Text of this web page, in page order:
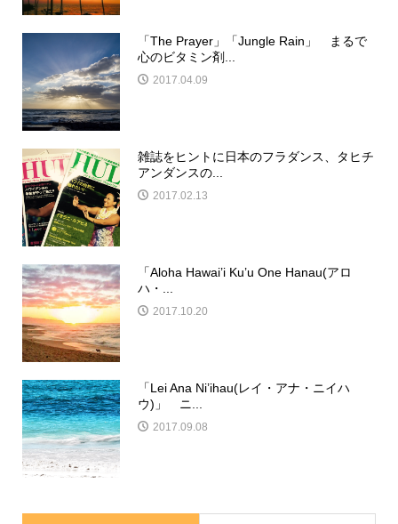
「The Prayer」「Jungle Rain」 まるで
心のビタミン剤...
2017.04.09
雑誌をヒントに日本のフラダンス、タヒチ
アンダンスの...
2017.02.13
「Aloha Hawai’i Ku’u One Hanau(アロ
ハ・...
2017.10.20
「Lei Ana Ni’ihau(レイ・アナ・ニイハ
ウ)」 ニ...
2017.09.08